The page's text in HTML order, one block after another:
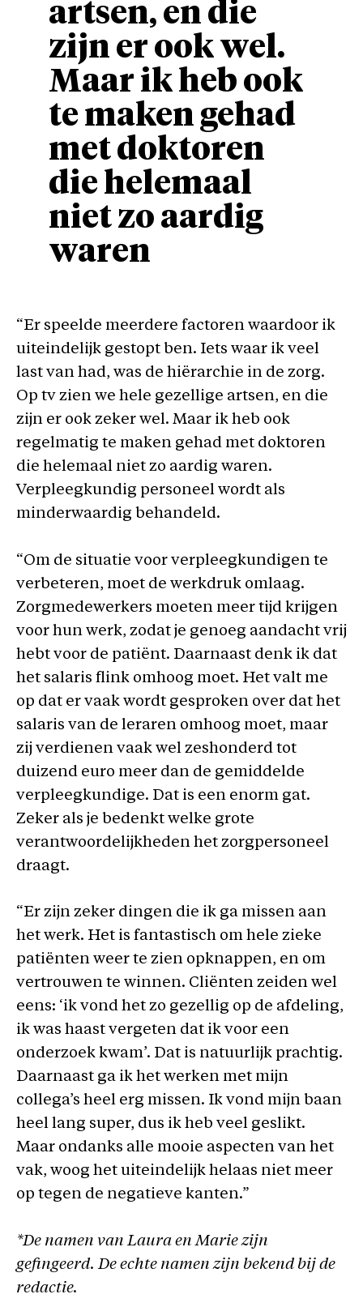
artsen, en die
zijn er ook wel.
Maar ik heb ook
te maken gehad
met doktoren
die helemaal
niet zo aardig
waren
“Er speelde meerdere factoren waardoor ik
uiteindelijk gestopt ben. Iets waar ik veel
last van had, was de hiërarchie in de zorg.
Op tv zien we hele gezellige artsen, en die
zijn er ook zeker wel. Maar ik heb ook
regelmatig te maken gehad met doktoren
die helemaal niet zo aardig waren.
Verpleegkundig personeel wordt als
minderwaardig behandeld.
“Om de situatie voor verpleegkundigen te
verbeteren, moet de werkdruk omlaag.
Zorgmedewerkers moeten meer tijd krijgen
voor hun werk, zodat je genoeg aandacht vrij
hebt voor de patiënt. Daarnaast denk ik dat
het salaris flink omhoog moet. Het valt me
op dat er vaak wordt gesproken over dat het
salaris van de leraren omhoog moet, maar
zij verdienen vaak wel zeshonderd tot
duizend euro meer dan de gemiddelde
verpleegkundige. Dat is een enorm gat.
Zeker als je bedenkt welke grote
verantwoordelijkheden het zorgpersoneel
draagt.
“Er zijn zeker dingen die ik ga missen aan
het werk. Het is fantastisch om hele zieke
patiënten weer te zien opknappen, en om
vertrouwen te winnen. Cliënten zeiden wel
eens: ‘ik vond het zo gezellig op de afdeling,
ik was haast vergeten dat ik voor een
onderzoek kwam’. Dat is natuurlijk prachtig.
Daarnaast ga ik het werken met mijn
collega’s heel erg missen. Ik vond mijn baan
heel lang super, dus ik heb veel geslikt.
Maar ondanks alle mooie aspecten van het
vak, woog het uiteindelijk helaas niet meer
op tegen de negatieve kanten.”
*De namen van Laura en Marie zijn
gefingeerd. De echte namen zijn bekend bij de
redactie.